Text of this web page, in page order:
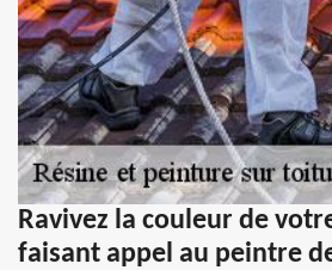
Ravivez la couleur de
faisant appel au peintre